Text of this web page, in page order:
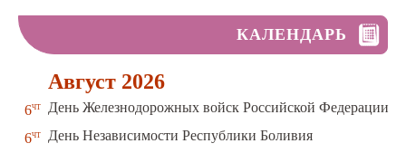
КАЛЕНДАРЬ
Август 2026
6чт День Железнодорожных войск Российской Федерации
6чт День Независимости Республики Боливия